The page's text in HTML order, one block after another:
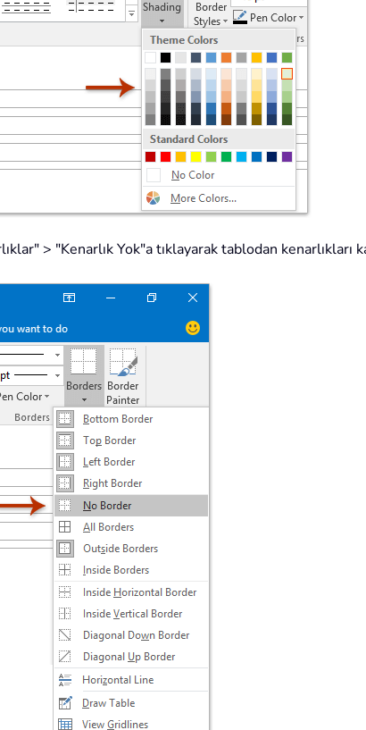
> "Kenarlık Yok"a tıklayarak tablodan kenarlıkları